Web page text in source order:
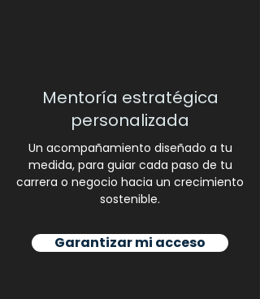
Mentoría estratégica
personalizada
Un acompañamiento diseñado a tu
medida, para guiar cada paso de tu
carrera o negocio hacia un crecimiento
sostenible.
Garantizar mi acceso